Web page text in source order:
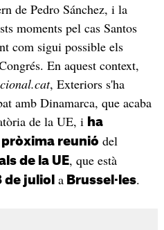
de Pedro Sánchez, i la
moments pel cas Santos
com sigui possible els
En aquest context,
, Exteriors s'ha
amb Dinamarca, que acaba
de la UE, i ha
pròxima reunió del
de la UE, que està
de juliol aBrussel·les.